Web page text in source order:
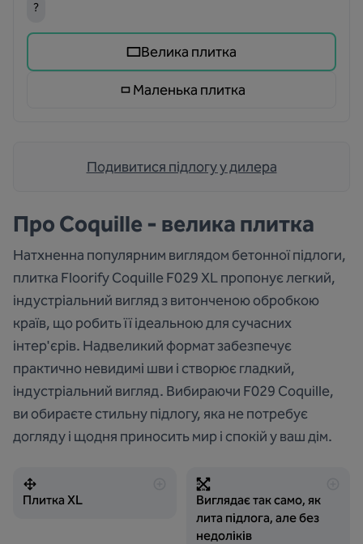
?
Велика плитка
Маленька плитка
Подивитися підлогу у дилера
Про Coquille - велика плитка
Натхненна популярним виглядом бетонної підлоги,
плитка Floorify Coquille F029 XL пропонує легкий,
індустріальний вигляд з витонченою обробкою
країв, що робить її ідеальною для сучасних
інтер'єрів. Надвеликий формат забезпечує
практично невидимі шви і створює гладкий,
індустріальний вигляд. Вибираючи F029 Coquille,
ви обираєте стильну підлогу, яка не потребує
догляду і щодня приносить мир і спокій у ваш дім.
Плитка XL
Виглядає так само, як
лита підлога, але без
недоліків